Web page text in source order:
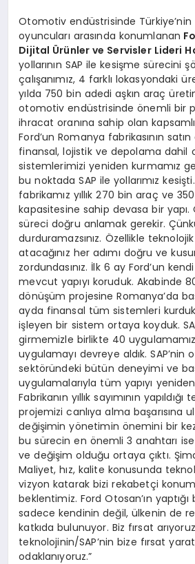
Otomotiv endüstrisinde
oyuncuları arasında konumlanan
Dijital Ürünler ve Servisler Lideri
yollarının SAP ile kesişme sürecini
çalışanımız, 4 farklı lokasyondaki
yılda 750 bin adedi aşkın araç
otomotiv endüstrisinde önemli bir
ihracat oranına sahip olan
Ford’un Romanya fabrikasının satın
finansal, lojistik ve depolama dahil
sistemlerimizi yeniden kurmamız
bu noktada SAP ile yollarımız
fabrikamız yıllık 270 bin araç ve
kapasitesine sahip devasa bir yapı.
süreci doğru anlamak gerekir.
durduramazsınız. Özellikle
atacağınız her adımı doğru ve
zordundasınız. İlk 6 ay Ford’un
mevcut yapıyı koruduk. Akabinde
dönüşüm projesine Romanya’da
ayda finansal tüm sistemleri kurduk
işleyen bir sistem ortaya koyduk.
girmemizle birlikte 40
uygulamayı devreye aldık. SAP’nin
sektöründeki bütün deneyimi ve
uygulamalarıyla tüm yapıyı
Fabrikanın yıllık sayımının
projemizi canlıya alma başarısına
değişimin yönetimin önemini bir
bu sürecin en önemli 3 anahtarı
ve değişim olduğu ortaya çıktı.
Maliyet, hız, kalite konusunda
vizyon katarak bizi rekabetçi
beklentimiz. Ford Otosan’ın yaptığı
sadece kendinin değil, ülkenin de
katkıda bulunuyor. Biz fırsat
teknolojinin/SAP’nin bize fırsat
odaklanıyoruz.”